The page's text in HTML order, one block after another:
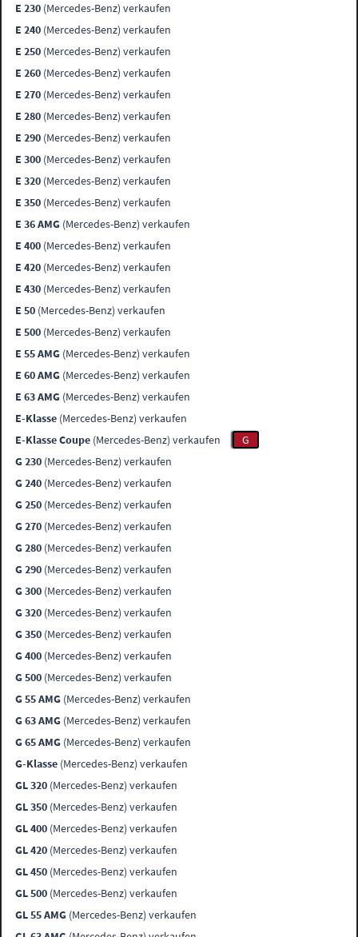
E 230 (Mercedes-Benz) verkaufen
E 240 (Mercedes-Benz) verkaufen
E 250 (Mercedes-Benz) verkaufen
E 260 (Mercedes-Benz) verkaufen
E 270 (Mercedes-Benz) verkaufen
E 280 (Mercedes-Benz) verkaufen
E 290 (Mercedes-Benz) verkaufen
E 300 (Mercedes-Benz) verkaufen
E 320 (Mercedes-Benz) verkaufen
E 350 (Mercedes-Benz) verkaufen
E 36 AMG (Mercedes-Benz) verkaufen
E 400 (Mercedes-Benz) verkaufen
E 420 (Mercedes-Benz) verkaufen
E 430 (Mercedes-Benz) verkaufen
E 50 (Mercedes-Benz) verkaufen
E 500 (Mercedes-Benz) verkaufen
E 55 AMG (Mercedes-Benz) verkaufen
E 60 AMG (Mercedes-Benz) verkaufen
E 63 AMG (Mercedes-Benz) verkaufen
E-Klasse (Mercedes-Benz) verkaufen
E-Klasse Coupe (Mercedes-Benz) verkaufen
G
G 230 (Mercedes-Benz) verkaufen
G 240 (Mercedes-Benz) verkaufen
G 250 (Mercedes-Benz) verkaufen
G 270 (Mercedes-Benz) verkaufen
G 280 (Mercedes-Benz) verkaufen
G 290 (Mercedes-Benz) verkaufen
G 300 (Mercedes-Benz) verkaufen
G 320 (Mercedes-Benz) verkaufen
G 350 (Mercedes-Benz) verkaufen
G 400 (Mercedes-Benz) verkaufen
G 500 (Mercedes-Benz) verkaufen
G 55 AMG (Mercedes-Benz) verkaufen
G 63 AMG (Mercedes-Benz) verkaufen
G 65 AMG (Mercedes-Benz) verkaufen
G-Klasse (Mercedes-Benz) verkaufen
GL 320 (Mercedes-Benz) verkaufen
GL 350 (Mercedes-Benz) verkaufen
GL 400 (Mercedes-Benz) verkaufen
GL 420 (Mercedes-Benz) verkaufen
GL 450 (Mercedes-Benz) verkaufen
GL 500 (Mercedes-Benz) verkaufen
GL 55 AMG (Mercedes-Benz) verkaufen